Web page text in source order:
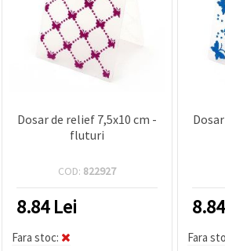
Dosar de relief 7,5x10 cm -
fluturi
COD: 822927
8.84Lei
Fara stoc:
8.84
Fara